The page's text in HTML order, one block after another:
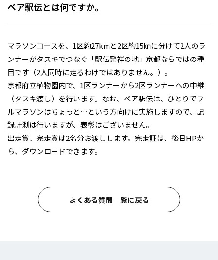
ペア駅伝とは何ですか。
マラソンコースを、1区約27kmと2区約15㎞に分けて2人のラ
ンナーがタスキでつなぐ「駅伝発祥の地」京都ならではの種
目です（2人同時に走るわけではありません。）。
京都府立植物園内で、1区ランナーから2区ランナーへの中継
（タスキ渡し）を行います。なお、ペア駅伝は、ひとりでフ
ルマラソンはちょっと…という方向けに実施しますので、記
録計測は行いますが、表彰はございません。
出走賞、完走賞は2名分お渡しします。完走証は、後日HPか
ら、ダウンロードできます。
よくある質問一覧に戻る